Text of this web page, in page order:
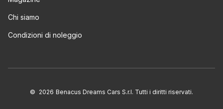
Chi siamo
Condizioni di noleggio
© 2026 Benacus Dreams Cars S.r.l. Tutti i diritti riservati.